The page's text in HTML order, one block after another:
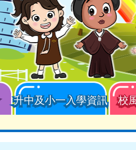
升中及小一入學資訊 校